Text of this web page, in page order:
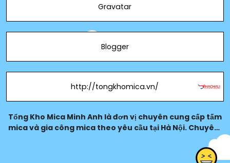
Gravatar
Blogger
http://tongkhomica.vn/
Tổng Kho Mica Minh Anh là đơn vị chuyên cung cấp tấm
mica và gia công mica theo yêu cầu tại Hà Nội. Chuyên